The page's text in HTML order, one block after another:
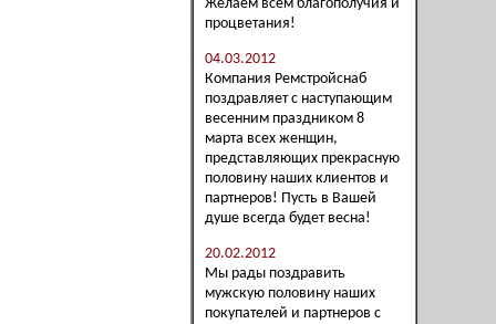
Желаем всем благополучия и
процветания!
04.03.2012
Компания Ремстройснаб
поздравляет с наступающим
весенним праздником 8
марта всех женщин,
представляющих прекрасную
половину наших клиентов и
партнеров! Пусть в Вашей
душе всегда будет весна!
20.02.2012
Мы рады поздравить
мужскую половину наших
покупателей и партнеров с